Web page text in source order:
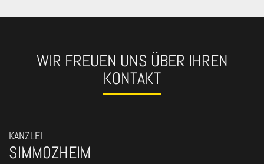
WIR FREUEN UNS ÜBER IHREN
KONTAKT
KANZLEI
SIMMOZHEIM